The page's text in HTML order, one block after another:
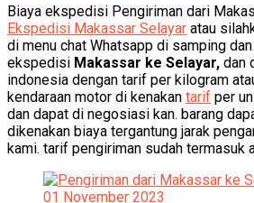
Biaya ekspedisi Pengiriman dari
Ekspedisi Makassar Selayar atau
di menu chat Whatsapp di samping
ekspedisi Makassar ke Selayar, dan
indonesia dengan tarif per kilogram
kendaraan motor di kenakan tarif per
dan dapat di negosiasi kan. barang
dikenakan biaya tergantung jarak
kami. tarif pengiriman sudah termasuk